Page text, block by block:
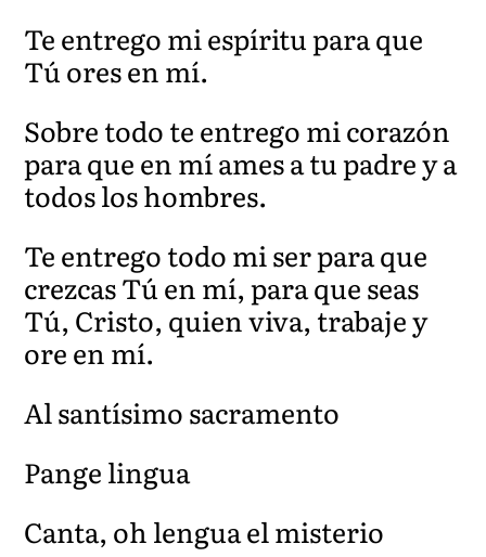
Te entrego mi espíritu para que
Tú ores en mí.
Sobre todo te entrego mi corazón
para que en mí ames a tu padre y a
todos los hombres.
Te entrego todo mi ser para que
crezcas Tú en mí, para que seas
Tú, Cristo, quien viva, trabaje y
ore en mí.
Al santísimo sacramento
Pange lingua
Canta, oh lengua el misterio